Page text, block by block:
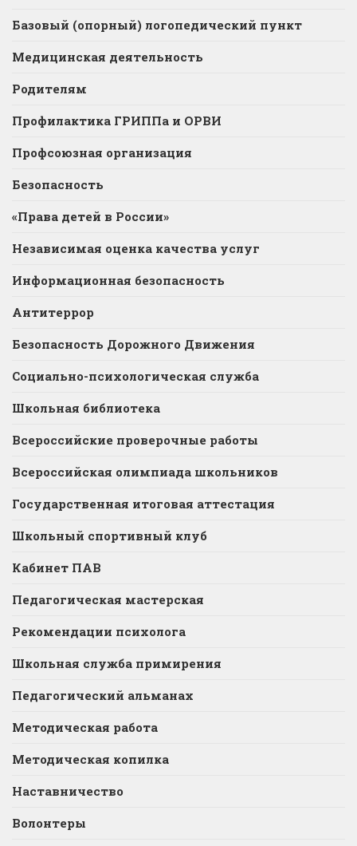
Базовый (опорный) логопедический пункт
Медицинская деятельность
Родителям
Профилактика ГРИППа и ОРВИ
Профсоюзная организация
Безопасность
«Права детей в России»
Независимая оценка качества услуг
Информационная безопасность
Антитеррор
Безопасность Дорожного Движения
Социально-психологическая служба
Школьная библиотека
Всероссийские проверочные работы
Всероссийская олимпиада школьников
Государственная итоговая аттестация
Школьный спортивный клуб
Кабинет ПАВ
Педагогическая мастерская
Рекомендации психолога
Школьная служба примирения
Педагогический альманах
Методическая работа
Методическая копилка
Наставничество
Волонтеры